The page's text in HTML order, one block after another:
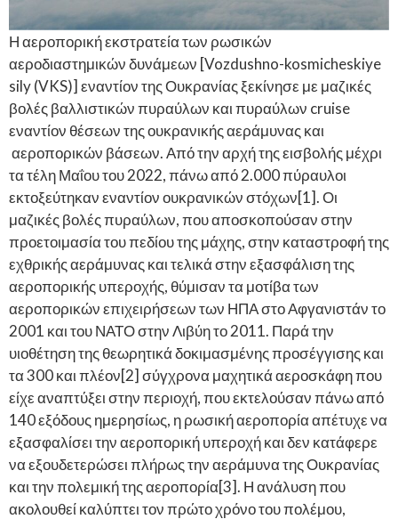
Η αεροπορική εκστρατεία των ρωσικών
αεροδιαστημικών δυνάμεων [Vozdushno-kosmicheskiye
sily (VKS)] εναντίον της Ουκρανίας ξεκίνησε με μαζικές
βολές βαλλιστικών πυραύλων και πυραύλων cruise
εναντίον θέσεων της ουκρανικής αεράμυνας και
αεροπορικών βάσεων. Από την αρχή της εισβολής μέχρι
τα τέλη Μαΐου του 2022, πάνω από 2.000 πύραυλοι
εκτοξεύτηκαν εναντίον ουκρανικών στόχων[1]. Οι
μαζικές βολές πυραύλων, που αποσκοπούσαν στην
προετοιμασία του πεδίου της μάχης, στην καταστροφή της
εχθρικής αεράμυνας και τελικά στην εξασφάλιση της
αεροπορικής υπεροχής, θύμισαν τα μοτίβα των
αεροπορικών επιχειρήσεων των ΗΠΑ στο Αφγανιστάν το
2001 και του ΝΑΤΟ στην Λιβύη το 2011. Παρά την
υιοθέτηση της θεωρητικά δοκιμασμένης προσέγγισης και
τα 300 και πλέον[2] σύγχρονα μαχητικά αεροσκάφη που
είχε αναπτύξει στην περιοχή, που εκτελούσαν πάνω από
140 εξόδους ημερησίως, η ρωσική αεροπορία απέτυχε να
εξασφαλίσει την αεροπορική υπεροχή και δεν κατάφερε
να εξουδετερώσει πλήρως την αεράμυνα της Ουκρανίας
και την πολεμική της αεροπορία[3]. Η ανάλυση που
ακολουθεί καλύπτει τον πρώτο χρόνο του πολέμου,